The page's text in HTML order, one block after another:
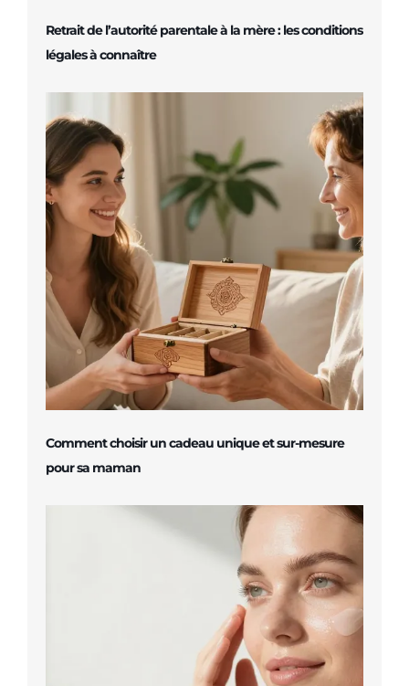
Retrait de l’autorité parentale à la mère : les conditions
légales à connaître
Comment choisir un cadeau unique et sur-mesure
pour sa maman